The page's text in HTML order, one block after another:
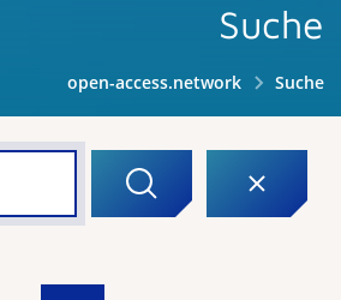
Suche
open-access.network Suche